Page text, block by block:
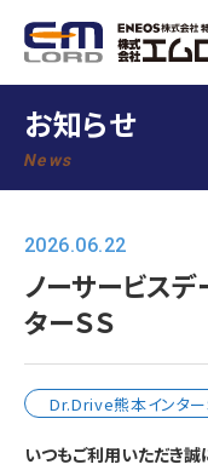
お知らせ
News
2026.06.22
ノーサービス
ターＳＳ
Dr.Drive熊本インタ
いつもご利用いただき誠